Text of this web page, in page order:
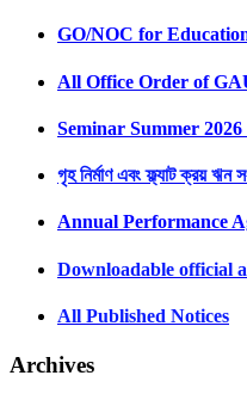
GO/NOC for
All Office Order of
Seminar Summer
গৃহ নির্মাণ এবং ফ্ল্যাট ক্রয় ঋন
Annual Performance
Downloadable official
All Published Notices
Archives